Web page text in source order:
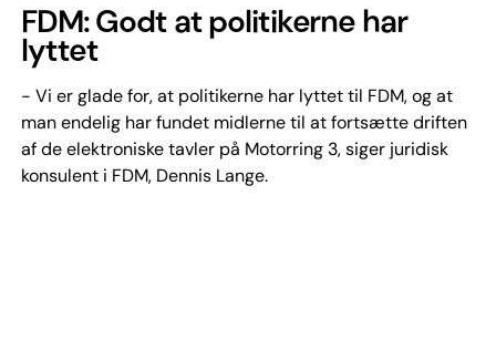
FDM: Godt at politikerne har
lyttet
- Vi er glade for, at politikerne har lyttet til FDM, og at
man endelig har fundet midlerne til at fortsætte driften
af de elektroniske tavler på Motorring 3, siger juridisk
konsulent i FDM, Dennis Lange.